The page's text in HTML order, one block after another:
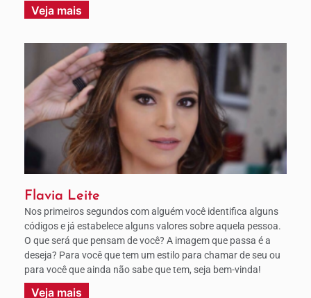
Veja mais
Flavia Leite
Nos primeiros segundos com alguém você identifica alguns
códigos e já estabelece alguns valores sobre aquela pessoa.
O que será que pensam de você? A imagem que passa é a
deseja? Para você que tem um estilo para chamar de seu ou
para você que ainda não sabe que tem, seja bem-vinda!
Veja mais